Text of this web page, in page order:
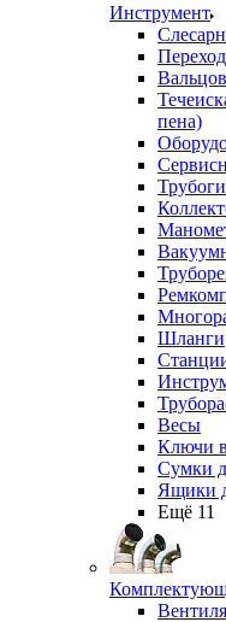
Инструмент
пена)
Шланги
Весы
Ключи
Сумки
Ящики
Ещё 11